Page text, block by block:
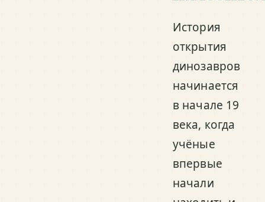
История
открытия
динозавров
начинается
в начале 19
века, когда
учёные
впервые
начали